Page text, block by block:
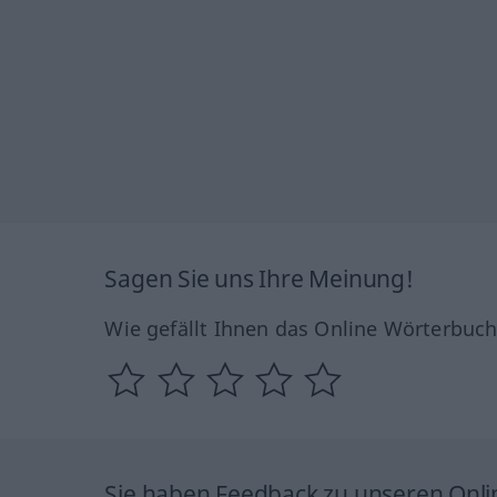
Sagen Sie uns Ihre Meinung!
Wie gefällt Ihnen das Online